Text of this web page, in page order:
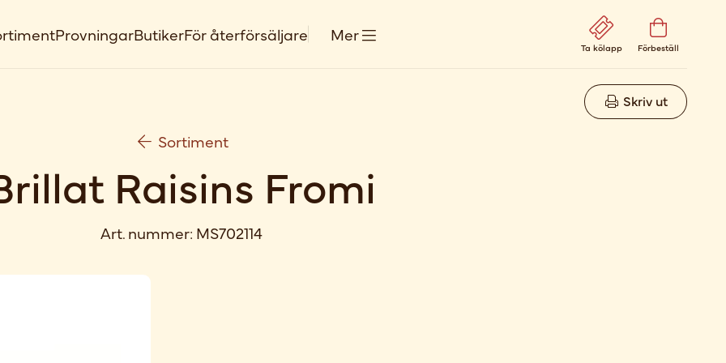
ProvningarButikerFör återförsäljare Mer
Ta kölapp Förbeställ
Skriv ut
Sortiment
Raisins Fromi
Art. nummer: MS702114